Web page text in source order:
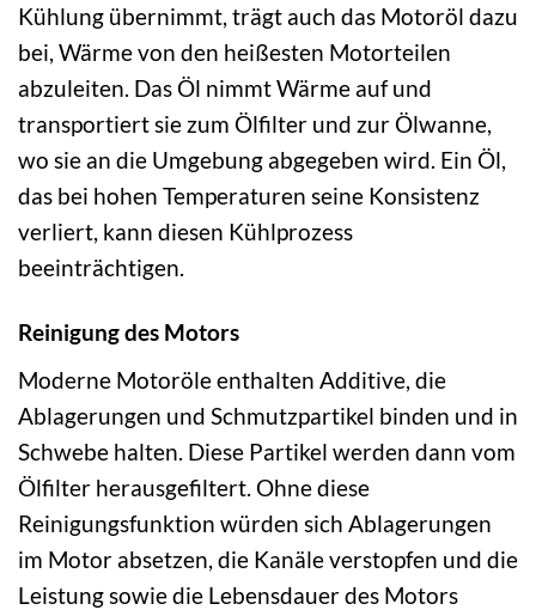
Kühlung übernimmt, trägt auch das Motoröl dazu
bei, Wärme von den heißesten Motorteilen
abzuleiten. Das Öl nimmt Wärme auf und
transportiert sie zum Ölfilter und zur Ölwanne,
wo sie an die Umgebung abgegeben wird. Ein Öl,
das bei hohen Temperaturen seine Konsistenz
verliert, kann diesen Kühlprozess
beeinträchtigen.
Reinigung des Motors
Moderne Motoröle enthalten Additive, die
Ablagerungen und Schmutzpartikel binden und in
Schwebe halten. Diese Partikel werden dann vom
Ölfilter herausgefiltert. Ohne diese
Reinigungsfunktion würden sich Ablagerungen
im Motor absetzen, die Kanäle verstopfen und die
Leistung sowie die Lebensdauer des Motors